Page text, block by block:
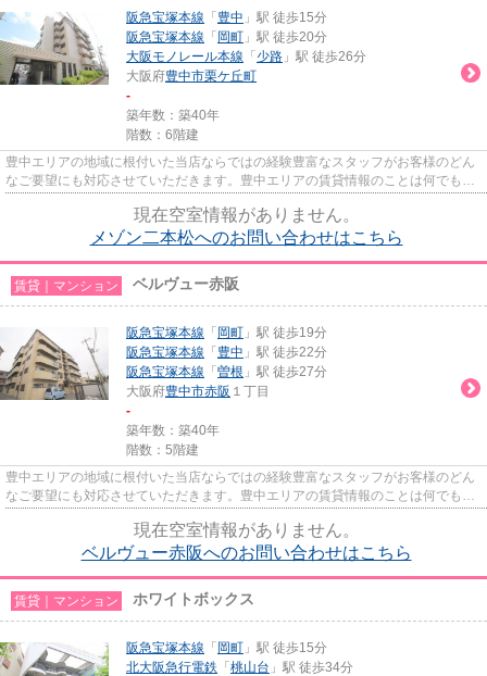
阪急宝塚本線 「 豊中 」駅 徒歩15分
阪急宝塚本線 「 岡町 」駅 徒歩20分
大阪モノレール本線 「 少路 」駅 徒歩26分
大阪府豊中市栗ケ丘町
-
築年数：築40年
階数：6階建
豊中エリアの地域に根付いた当店ならではの経験豊富なスタッフがお客様のどん
なご要望にも対応させていただきます。豊中エリアの賃貸情報のことは何でもお
現在空室情報がありません。
メゾン二本松へのお問い合わせはこちら
賃貸｜マンション ベルヴュー赤阪
阪急宝塚本線 「 岡町 」駅 徒歩19分
阪急宝塚本線 「 豊中 」駅 徒歩22分
阪急宝塚本線 「 曽根 」駅 徒歩27分
大阪府豊中市赤阪 １丁目
-
築年数：築40年
階数：5階建
豊中エリアの地域に根付いた当店ならではの経験豊富なスタッフがお客様のどん
なご要望にも対応させていただきます。豊中エリアの賃貸情報のことは何でもお
現在空室情報がありません。
ベルヴュー赤阪へのお問い合わせはこちら
賃貸｜マンション ホワイトボックス
阪急宝塚本線 「 岡町 」駅 徒歩15分
北大阪急行電鉄 「 桃山台 」駅 徒歩34分